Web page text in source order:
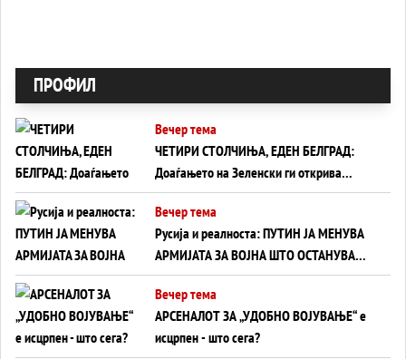
ПРОФИЛ
Вечер тема
ЧЕТИРИ СТОЛЧИЊА, ЕДЕН БЕЛГРАД:
Доаѓањето на Зеленски ги открива
тајните на политиката на балансирање
на Вучиќ
Вечер тема
Русија и реалноста: ПУТИН ЈА МЕНУВА
АРМИЈАТА ЗА ВОЈНА ШТО ОСТАНУВА
БЕЗ ФРОНТ
Вечер тема
АРСЕНАЛОТ ЗА „УДОБНО ВОЈУВАЊЕ“ е
исцрпен - што сега?